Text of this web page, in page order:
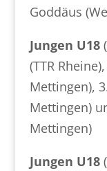
Goddäus
Jungen U18
(TTR
Mettingen),
Mettingen)
Mettingen)
Jungen U18